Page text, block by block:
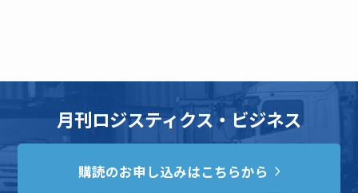
月刊ロジスティクス・ビジネス
購読のお申し込みはこちらから